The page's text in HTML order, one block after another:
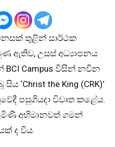
තුළින් සාර්ථක
ඇතිව, උසස් අධ්‍යාපනය
Campus විසින් නවීන
‘Christ the King (CRK)’
පසුගියදා විවෘත කළේය.
අභිමානවත් ගමන්
ද විය.